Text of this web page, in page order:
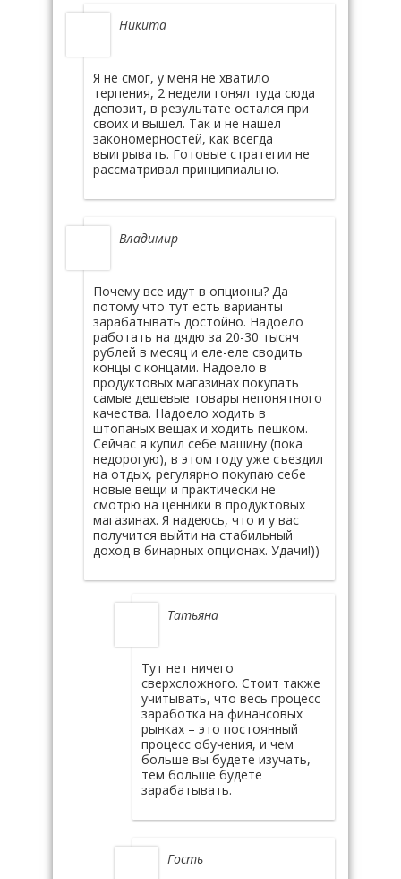
Никита
Я не смог, у меня не хватило
терпения, 2 недели гонял туда сюда
депозит, в результате остался при
своих и вышел. Так и не нашел
закономерностей, как всегда
выигрывать. Готовые стратегии не
рассматривал принципиально.
Владимир
Почему все идут в опционы? Да
потому что тут есть варианты
зарабатывать достойно. Надоело
работать на дядю за 20-30 тысяч
рублей в месяц и еле-еле сводить
концы с концами. Надоело в
продуктовых магазинах покупать
самые дешевые товары непонятного
качества. Надоело ходить в
штопаных вещах и ходить пешком.
Сейчас я купил себе машину (пока
недорогую), в этом году уже съездил
на отдых, регулярно покупаю себе
новые вещи и практически не
смотрю на ценники в продуктовых
магазинах. Я надеюсь, что и у вас
получится выйти на стабильный
доход в бинарных опционах. Удачи!))
Татьяна
Тут нет ничего
сверхсложного. Стоит также
учитывать, что весь процесс
заработка на финансовых
рынках – это постоянный
процесс обучения, и чем
больше вы будете изучать,
тем больше будете
зарабатывать.
Гость